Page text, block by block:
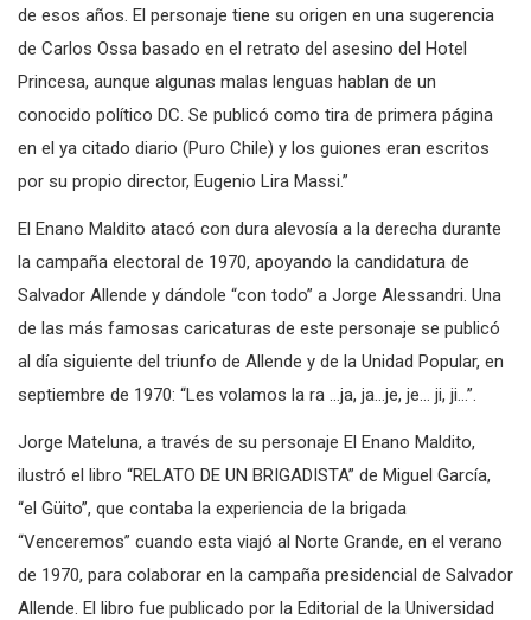
chico, feo y cabezón, era el máximo ejemplo de la politización
de esos años. El personaje tiene su origen en una sugerencia
de Carlos Ossa basado en el retrato del asesino del Hotel
Princesa, aunque algunas malas lenguas hablan de un
conocido político DC. Se publicó como tira de primera página
en el ya citado diario (Puro Chile) y los guiones eran escritos
El Enano Maldito atacó con dura alevosía a la derecha durante
la campaña electoral de 1970, apoyando la candidatura de
Salvador Allende y dándole “con todo” a Jorge Alessandri. Una
de las más famosas caricaturas de este personaje se publicó
al día siguiente del triunfo de Allende y de la Unidad Popular, en
Jorge Mateluna, a través de su personaje El Enano Maldito,
ilustró el libro “RELATO DE UN BRIGADISTA” de Miguel García,
“el Güito”, que contaba la experiencia de la brigada
“Venceremos” cuando esta viajó al Norte Grande, en el verano
de 1970, para colaborar en la campaña presidencial de Salvador